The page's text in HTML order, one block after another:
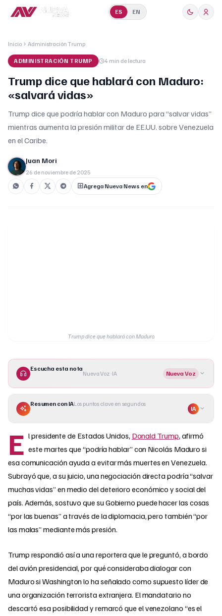
ES EN
Inicio Administración Trump
ADMINISTRACIÓN TRUMP 4 min de lectura
Trump dice que hablará con Maduro:
«salvará vidas»
Trump dice que podría hablar con Maduro para “salvar vidas”
mientras aumenta la presión militar de EE.UU. sobre Venezuela
en el Caribe.
Juan Mori
26 de noviembre de 2025
Agrega Nueva News en
Trump dice que hablará con Maduro
Escucha esta nota
Nueva Voz · IA Nueva Voz
Resumen con IALos puntos clave en segundos
IA
E l presidente de Estados Unidos, Donald Trump, afirmó
este martes que “podría hablar” con Nicolás Maduro si
esa comunicación ayuda a evitar más muertes en Venezuela.
Subrayó que, a su juicio, una negociación directa podría “salvar
muchas vidas” en medio del deterioro económico y social del
país. Además, sostuvo que su Gobierno puede hacer las cosas
“por las buenas” a través de la diplomacia, pero también “por
las malas” mediante más presión.​
Trump respondió así a una reportera que le preguntó, a bordo
del avión presidencial, por qué consideraba dialogar con
Maduro si Washington lo ha señalado como supuesto líder de
una organización terrorista extranjera. El mandatario no
descartó esa posibilidad y remarcó que el venezolano “es el